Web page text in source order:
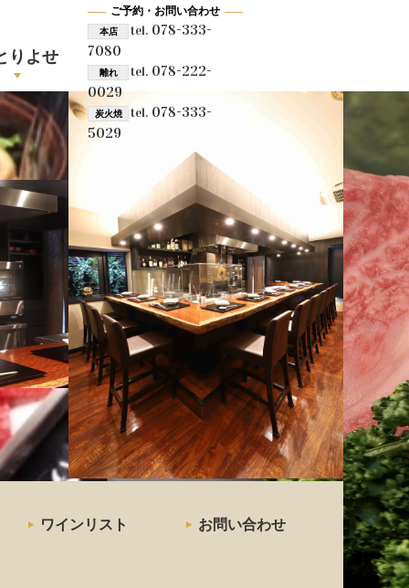
りよせ
ご予約・お問い合わせ
本店 tel. 078-333-
7080
離れ tel. 078-222-
0029
炭火焼 tel. 078-333-
5029
の
ワインリスト お問い合わせ